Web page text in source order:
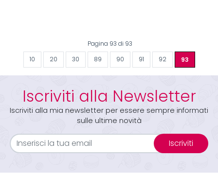
Pagina 93 di 93
10 20 30 89 90 91 92 93
Iscriviti alla Newsletter
Iscriviti alla mia newsletter per essere sempre informati
sulle ultime novità
Iscriviti